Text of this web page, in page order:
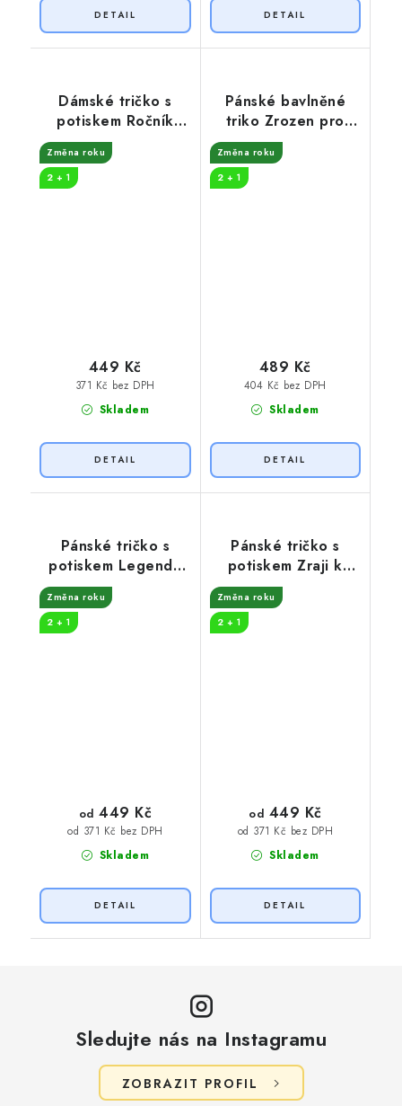
Dámské tričko s
potiskem Ročník
dozrál
Změna roku
2 + 1
Skladem
371 Kč bez DPH
449 Kč
Pánské bavlněné
triko Zrozen pro
rychlost
Změna roku
2 + 1
Skladem
404 Kč bez DPH
489 Kč
Pánské tričko s
potiskem Legenda
100% originál
Změna roku
2 + 1
Skladem
od 371 Kč bez DPH
od 449 Kč
Pánské tričko s
potiskem Zraji k
dokonalosti
Změna roku
2 + 1
Skladem
od 371 Kč bez DPH
od 449 Kč
Sledujte nás na Instagramu
ZOBRAZIT PROFIL